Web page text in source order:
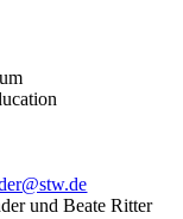
und Beate Ritter